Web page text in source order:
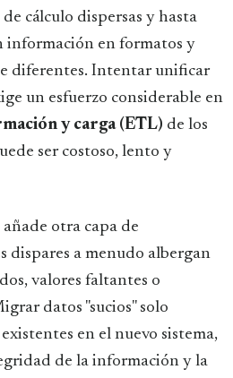
cálculo dispersas y hasta
información en formatos y
diferentes. Intentar unificar
un esfuerzo considerable en
y carga (ETL) de los
ser costoso, lento y
añade otra capa de
dispares a menudo albergan
valores faltantes o
datos "sucios" solo
en el nuevo sistema,
de la información y la